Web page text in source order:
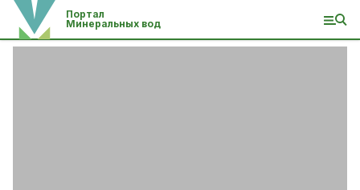
Портал
Минеральных вод